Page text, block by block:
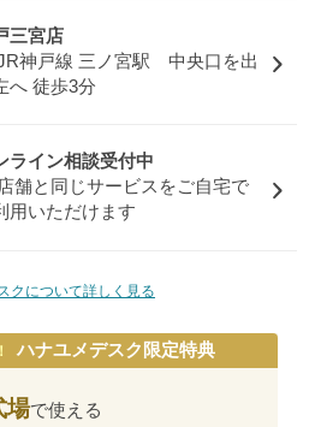
三宮店
神戸線 三ノ宮駅 中央口を出
へ 徒歩3分
ライン相談受付中
店舗と同じサービスをご自宅で
用いただけます
クについて詳しく見る
ハナユメデスク限定特典
場で使える